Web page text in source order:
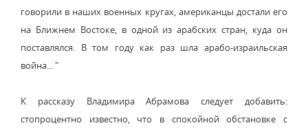
говорили в наших военных кругах, американцы достали его
на Ближнем Востоке, в одной из арабских стран, куда он
поставлялся. В том году как раз шла арабо-израильская
война... "
К рассказу Владимира Абрамова следует добавить:
стопроцентно известно, что в спокойной обстановке с